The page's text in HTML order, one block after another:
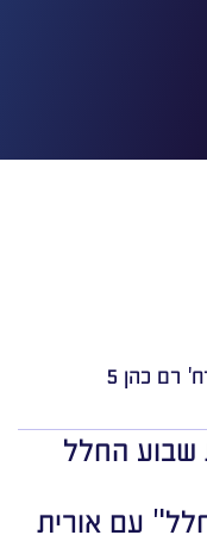
רם כהן 5
שבוע החלל
עם אורית